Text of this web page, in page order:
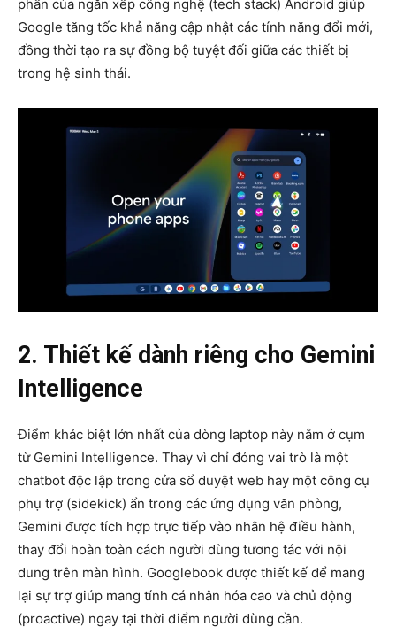
phần của ngăn xếp công nghệ (tech stack) Android giúp
Google tăng tốc khả năng cập nhật các tính năng đổi mới,
đồng thời tạo ra sự đồng bộ tuyệt đối giữa các thiết bị
trong hệ sinh thái.
2. Thiết kế dành riêng cho Gemini
Intelligence
Điểm khác biệt lớn nhất của dòng laptop này nằm ở cụm
từ Gemini Intelligence. Thay vì chỉ đóng vai trò là một
chatbot độc lập trong cửa sổ duyệt web hay một công cụ
phụ trợ (sidekick) ẩn trong các ứng dụng văn phòng,
Gemini được tích hợp trực tiếp vào nhân hệ điều hành,
thay đổi hoàn toàn cách người dùng tương tác với nội
dung trên màn hình. Googlebook được thiết kế để mang
lại sự trợ giúp mang tính cá nhân hóa cao và chủ động
(proactive) ngay tại thời điểm người dùng cần.